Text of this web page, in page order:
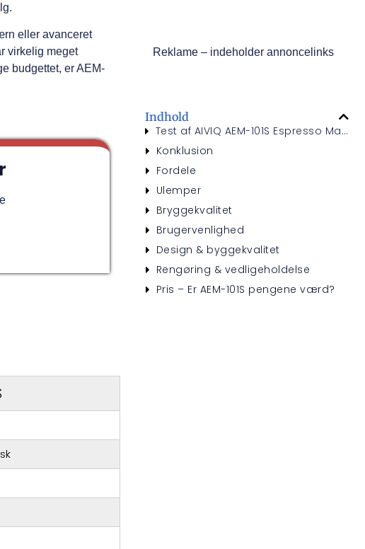
eller avanceret
virkelig meget
budgettet, er AEM-
Reklame – indeholder annoncelinks
Indhold
Test af AIVIQ AEM-101S Espresso Maskine
Konklusion
Fordele
Ulemper
Bryggekvalitet
Brugervenlighed
Design & byggekvalitet
Rengøring & vedligeholdelse
Pris – Er AEM-101S pengene værd?